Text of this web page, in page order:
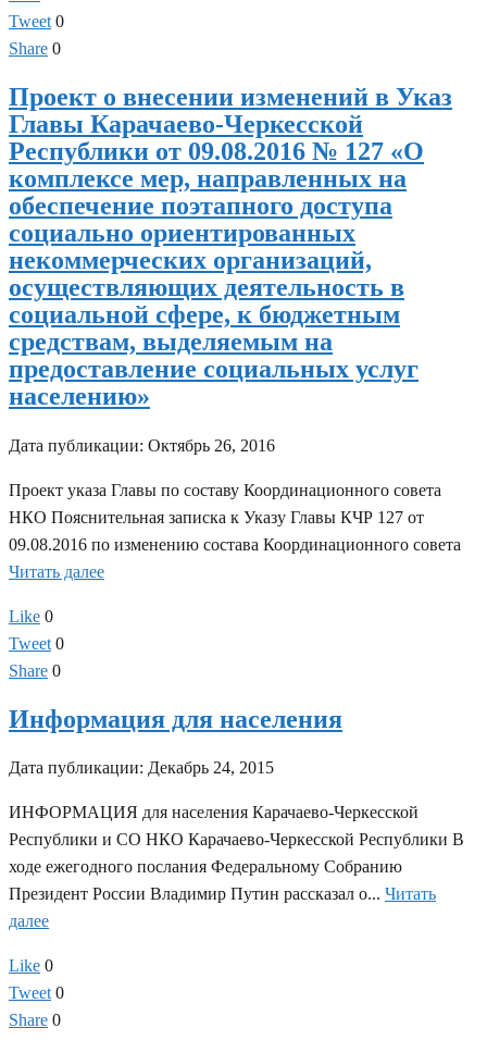
Tweet 0
Share 0
Проект о внесении изменений в Указ
Главы Карачаево-Черкесской
Республики от 09.08.2016 № 127 «О
комплексе мер, направленных на
обеспечение поэтапного доступа
социально ориентированных
некоммерческих организаций,
осуществляющих деятельность в
социальной сфере, к бюджетным
средствам, выделяемым на
предоставление социальных услуг
населению»
Дата публикации: Октябрь 26, 2016
Проект указа Главы по составу Координационного совета
НКО Пояснительная записка к Указу Главы КЧР 127 от
09.08.2016 по изменению состава Координационного совета
Читать далее
Like 0
Tweet 0
Share 0
Информация для населения
Дата публикации: Декабрь 24, 2015
ИНФОРМАЦИЯ для населения Карачаево-Черкесской
Республики и СО НКО Карачаево-Черкесской Республики В
ходе ежегодного послания Федеральному Собранию
Президент России Владимир Путин рассказал о... Читать
далее
Like 0
Tweet 0
Share 0